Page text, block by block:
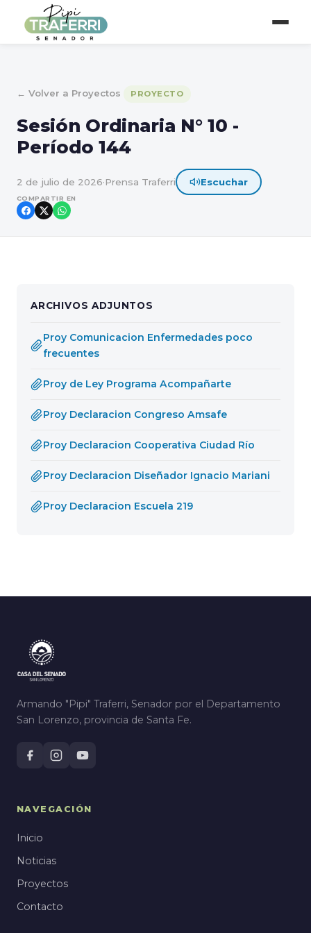
← Volver a Proyectos PROYECTO
Sesión Ordinaria N° 10 -
Período 144
2 de julio de 2026·Prensa Traferri Escuchar
COMPARTIR EN
ARCHIVOS ADJUNTOS
Proy Comunicacion Enfermedades poco
frecuentes
Proy de Ley Programa Acompañarte
Proy Declaracion Congreso Amsafe
Proy Declaracion Cooperativa Ciudad Río
Proy Declaracion Diseñador Ignacio Mariani
Proy Declaracion Escuela 219
Armando "Pipi" Traferri, Senador por el Departamento
San Lorenzo, provincia de Santa Fe.
NAVEGACIÓN
Inicio
Noticias
Proyectos
Contacto